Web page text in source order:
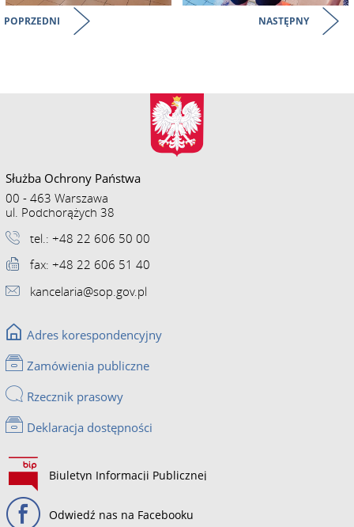
POPRZEDNI NASTĘPNY
Służba Ochrony Państwa
00 - 463 Warszawa
ul. Podchorążych 38
tel.: +48 22 606 50 00
fax: +48 22 606 51 40
kancelaria@sop.gov.pl
Adres korespondencyjny
Zamówienia publiczne
Rzecznik prasowy
Deklaracja dostępności
Biuletyn Informacji Publicznej
Odwiedź nas na Facebooku